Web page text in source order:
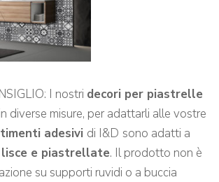
I nostri decori per piastrelle
diverse misure, per adattarli alle vostre
adesivi di I&D sono adatti a
lisce e piastrellate. Il prodotto non è
su supporti ruvidi o a buccia